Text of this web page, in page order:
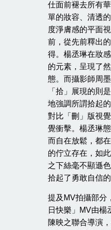
仕面前褪去所有
單的妝容、清透
度淨膚感的平面
前，從先前釋出
得。楊丞琳在妝
的元素，呈現了
態。而攝影師周
「拾」展現的則
地強調所謂拾起
對比「刪」版視
覺衝擊。楊丞琳
而自在放鬆，都
的佇立存在，如
之下絲毫不顯遜
拾起了勇敢自信的
提及MV拍攝部分
日快樂」MV由楊
陳映之聯合導演